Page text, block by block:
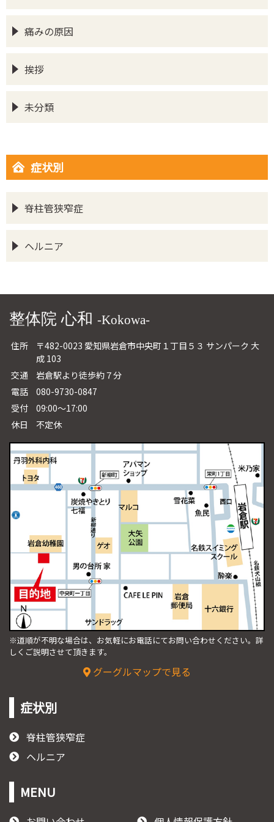
痛みの原因
挨拶
未分類
症状別
脊柱管狭窄症
ヘルニア
整体院 心和 -Kokowa-
住所
〒482-0023 愛知県岩倉市中央町１丁目５３ サンパーク 大
成 103
交通
岩倉駅より徒歩約７分
電話
080-9730-0847
受付
09:00～17:00
休日
不定休
※道順が不明な場合は、お気軽にお電話にてお問い合わせください。 詳
しくご説明させて頂きます。
グーグルマップで見る
症状別
脊柱管狭窄症
ヘルニア
MENU